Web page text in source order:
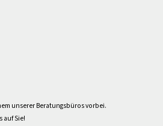
unserer Beratungsbüros vorbei.
auf Sie!